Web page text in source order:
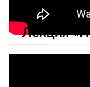
Лекция